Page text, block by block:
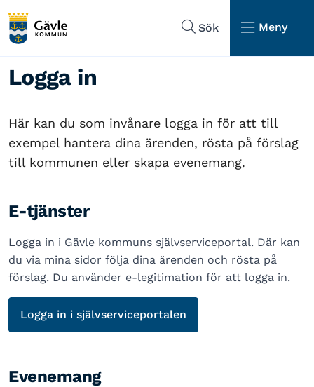
Sök
Meny
Logga in
Här kan du som invånare logga in för att till
exempel hantera dina ärenden, rösta på förslag
till kommunen eller skapa evenemang.
E-tjänster
Logga in i Gävle kommuns självserviceportal. Där kan
du via mina sidor följa dina ärenden och rösta på
förslag. Du använder e-legitimation för att logga in.
Logga in i självserviceportalen
Evenemang